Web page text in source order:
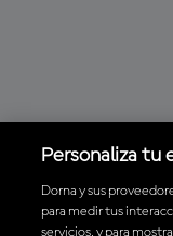
Personaliza tu
Dorna y sus
para medir tus
servicios, y para